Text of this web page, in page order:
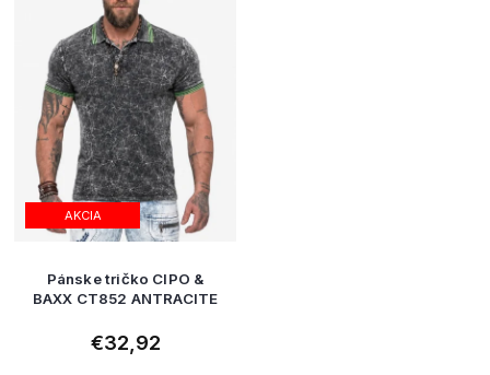
AKCIA
Pánske tričko CIPO &
BAXX CT852 ANTRACITE
€32,92